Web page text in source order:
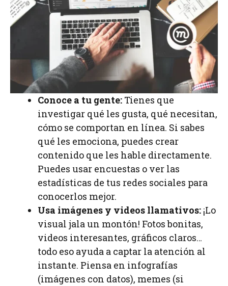
Conoce a tu gente: Tienes que
investigar qué les gusta, qué necesitan,
cómo se comportan en línea. Si sabes
qué les emociona, puedes crear
contenido que les hable directamente.
Puedes usar encuestas o ver las
estadísticas de tus redes sociales para
conocerlos mejor.
Usa imágenes y videos llamativos: ¡Lo
visual jala un montón! Fotos bonitas,
videos interesantes, gráficos claros…
todo eso ayuda a captar la atención al
instante. Piensa en infografías
(imágenes con datos), memes (si